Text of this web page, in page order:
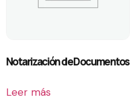
Notarización de Documentos
Leer más